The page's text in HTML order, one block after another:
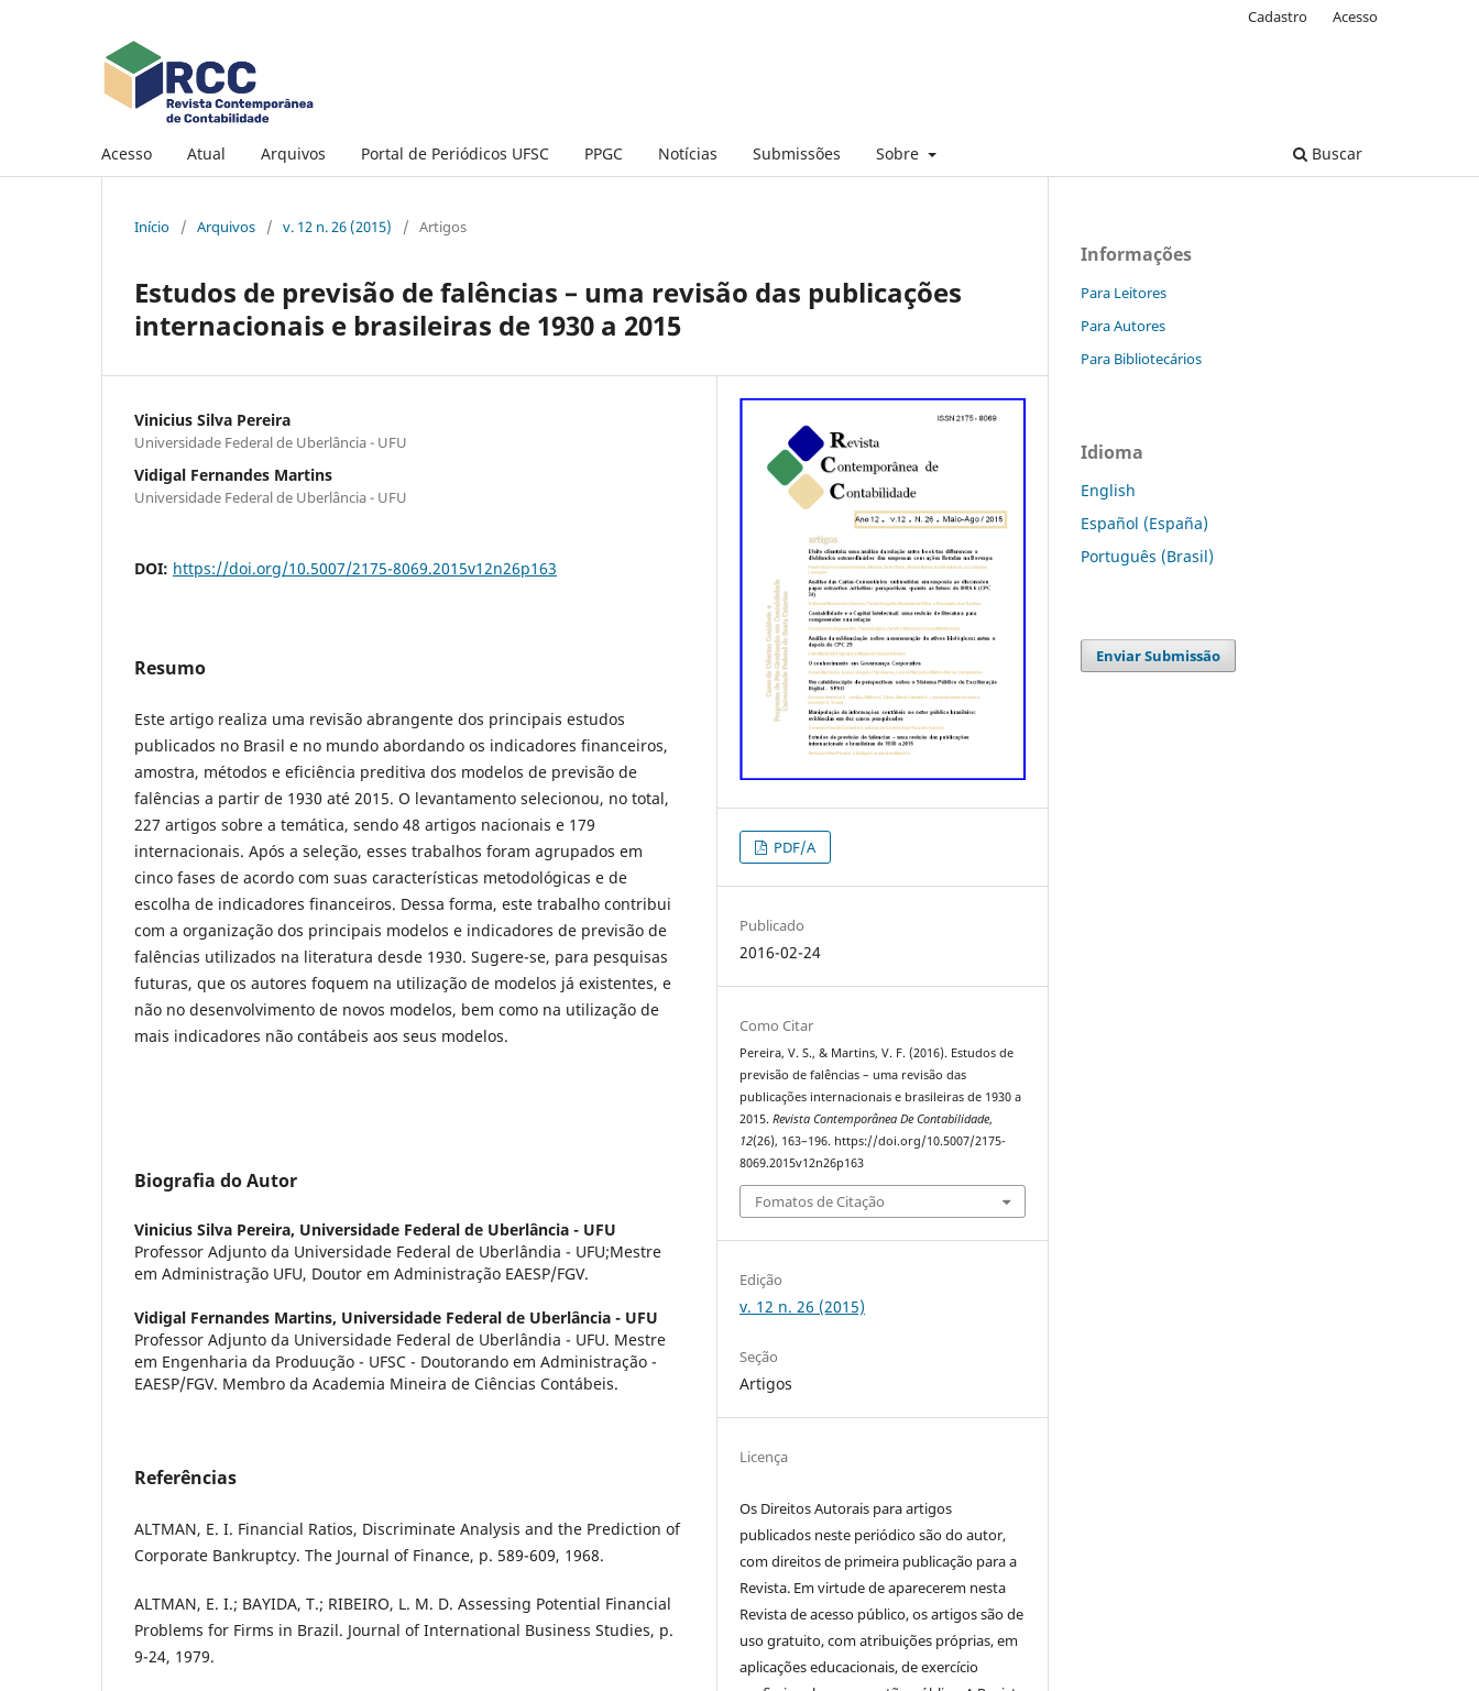
Acesso Atual Arquivos Portal de Periódicos UFSC PPGC Notícias Submissões Sobre Buscar
Cadastro Acesso
Início / Arquivos / v. 12 n. 26 (2015) / Artigos
Estudos de previsão de falências – uma revisão das publicações
internacionais e brasileiras de 1930 a 2015
Vinicius Silva Pereira
Universidade Federal de Uberlância - UFU
Vidigal Fernandes Martins
Universidade Federal de Uberlância - UFU
DOI: https://doi.org/10.5007/2175-8069.2015v12n26p163
Resumo
Este artigo realiza uma revisão abrangente dos principais estudos
publicados no Brasil e no mundo abordando os indicadores financeiros,
amostra, métodos e eficiência preditiva dos modelos de previsão de
falências a partir de 1930 até 2015. O levantamento selecionou, no total,
227 artigos sobre a temática, sendo 48 artigos nacionais e 179
internacionais. Após a seleção, esses trabalhos foram agrupados em
cinco fases de acordo com suas características metodológicas e de
escolha de indicadores financeiros. Dessa forma, este trabalho contribui
com a organização dos principais modelos e indicadores de previsão de
falências utilizados na literatura desde 1930. Sugere-se, para pesquisas
futuras, que os autores foquem na utilização de modelos já existentes, e
não no desenvolvimento de novos modelos, bem como na utilização de
mais indicadores não contábeis aos seus modelos.
Biografia do Autor
Vinicius Silva Pereira, Universidade Federal de Uberlância - UFU
Professor Adjunto da Universidade Federal de Uberlândia - UFU;Mestre
em Administração UFU, Doutor em Administração EAESP/FGV.
Vidigal Fernandes Martins, Universidade Federal de Uberlância - UFU
Professor Adjunto da Universidade Federal de Uberlândia - UFU. Mestre
em Engenharia da Produução - UFSC - Doutorando em Administração -
EAESP/FGV. Membro da Academia Mineira de Ciências Contábeis.
Referências
ALTMAN, E. I. Financial Ratios, Discriminate Analysis and the Prediction of
Corporate Bankruptcy. The Journal of Finance, p. 589-609, 1968.
ALTMAN, E. I.; BAYIDA, T.; RIBEIRO, L. M. D. Assessing Potential Financial
Problems for Firms in Brazil. Journal of International Business Studies, p.
9-24, 1979.
PDF/A
Publicado
2016-02-24
Como Citar
Pereira, V. S., & Martins, V. F. (2016). Estudos de
previsão de falências – uma revisão das
publicações internacionais e brasileiras de 1930 a
2015.Revista Contemporânea De Contabilidade,
12(26), 163–196. https://doi.org/10.5007/2175-
8069.2015v12n26p163
Fomatos de Citação
Edição
v. 12 n. 26 (2015)
Seção
Artigos
Licença
Os Direitos Autorais para artigos
publicados neste periódico são do autor,
com direitos de primeira publicação para a
Revista. Em virtude de aparecerem nesta
Revista de acesso público, os artigos são de
uso gratuito, com atribuições próprias, em
aplicações educacionais, de exercício
Informações
Para Leitores
Para Autores
Para Bibliotecários
Idioma
English
Español (España)
Português (Brasil)
Enviar Submissão